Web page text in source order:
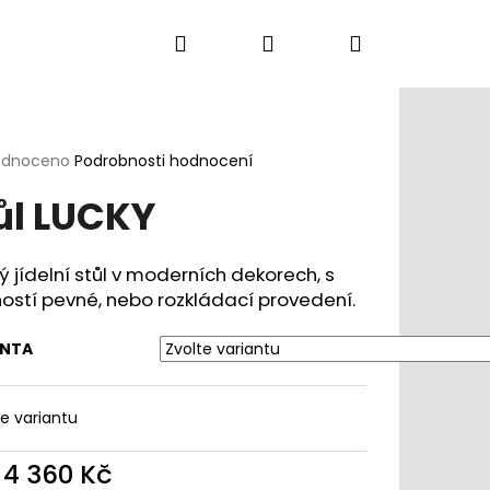
Kancelářská křesla Konferenční židle
Hledat PřihlášeníNákupní
Podrobnosti hodnocení
LUCKY
jídelní stůl v moderních dekorech, s
pevné, nebo rozkládací provedení.
variantu
4 360 Kč
DUCK